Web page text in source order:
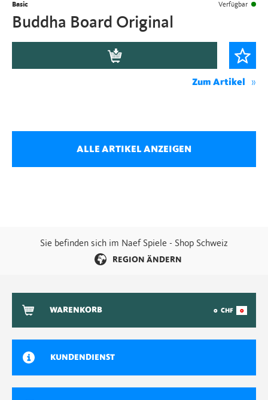
Basic Verfügbar
Buddha Board Original
Zum Artikel
ALLE ARTIKEL ANZEIGEN
Sie befinden sich im Naef Spiele - Shop Schweiz
REGION ÄNDERN
WARENKORB 0 CHF 0
KUNDENDIENST